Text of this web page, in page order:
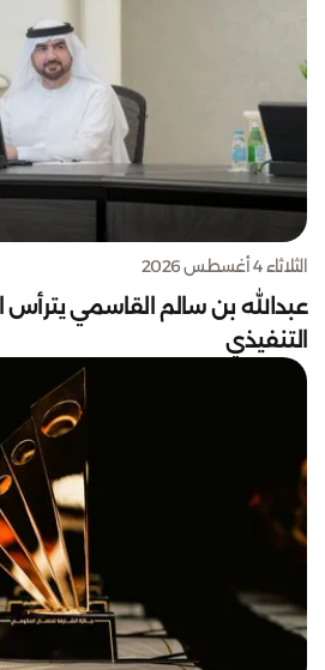
الثلاثاء 4 أغسطس 2026
عبدالله بن سالم القاسمي
التنفيذي